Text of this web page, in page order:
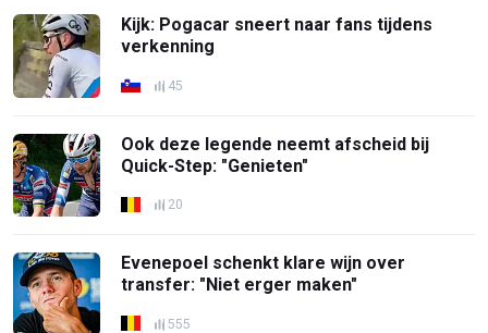
Kijk: Pogacar sneert naar fans tijdens
verkenning
45
Ook deze legende neemt afscheid bij
Quick-Step: "Genieten"
20
Evenepoel schenkt klare wijn over
transfer: "Niet erger maken"
555